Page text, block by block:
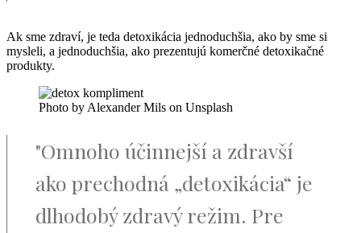
Ak sme zdraví, je teda detoxikácia jednoduchšia, ako by sme si
mysleli, a jednoduchšia, ako prezentujú komerčné detoxikačné
produkty.
Photo by Alexander Mils on Unsplash
"Omnoho účinnejší a zdravší
ako prechodná „detoxikácia“ je
dlhodobý zdravý režim. Pre